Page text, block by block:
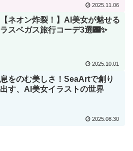
2025.11.06
【ネオン炸裂！】AI美女が魅せる
ラスベガス旅行コーデ3選🌃✨
2025.10.01
息をのむ美しさ！SeaArtで創り
出す、AI美女イラストの世界
2025.08.30